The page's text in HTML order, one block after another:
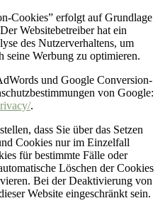
Cookies” erfolgt auf Grundlage
Websitebetreiber hat ein
des Nutzerverhaltens, um
seine Werbung zu optimieren.
und Google Conversion-
von Google:
.
dass Sie über das Setzen
Cookies nur im Einzelfall
für bestimmte Fälle oder
Löschen der Cookies
Bei der Deaktivierung von
Website eingeschränkt sein.